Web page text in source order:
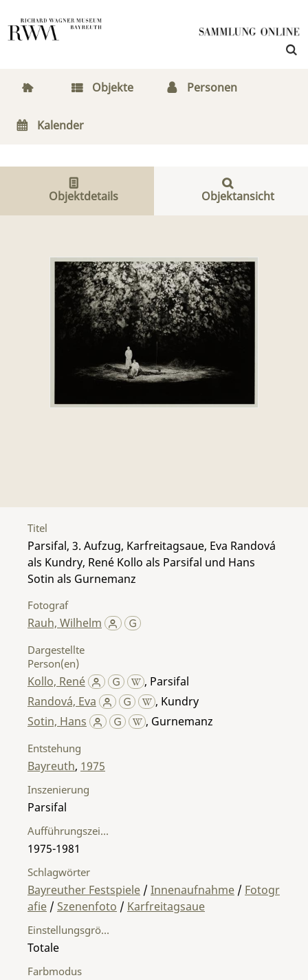
Objekte Personen
Kalender
Objektdetails Objektansicht
Titel
Parsifal, 3. Aufzug, Karfreitagsaue, Eva Randová
als Kundry, René Kollo als Parsifal und Hans
Sotin als Gurnemanz
Fotograf
Rauh, Wilhelm
Dargestellte
Person(en)
Kollo, René , Parsifal
Randová, Eva
, Kundry
Sotin, Hans
, Gurnemanz
Entstehung
Bayreuth, 1975
Einstellungsgröße
Totale
Farbmodus
Inszenierung
Parsifal
Aufführungszeitraum
1975-1981
Schlagwörter
Bayreuther Festspiele / Innenaufnahme / Fotogr
afie / Szenenfoto / Karfreitagsaue